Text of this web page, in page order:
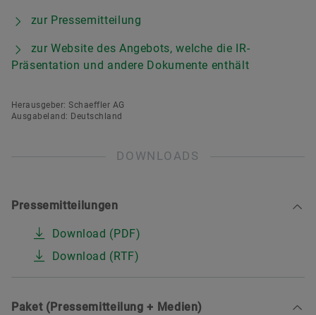
Renata Casaro
Head of Investor Relations
zur Pressemitteilung
zur Website des Angebots, welche die IR-
Präsentation und andere Dokumente enthält
Herausgeber: Schaeffler AG
Ausgabeland: Deutschland
DOWNLOADS
Pressemitteilungen
Download (PDF)
Download (RTF)
Paket (Pressemitteilung + Medien)